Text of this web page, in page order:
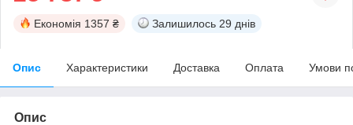
Економія 1357 ₴ Залишилось 29 днів
Опис Характеристики Доставка Оплата Умови
Опис